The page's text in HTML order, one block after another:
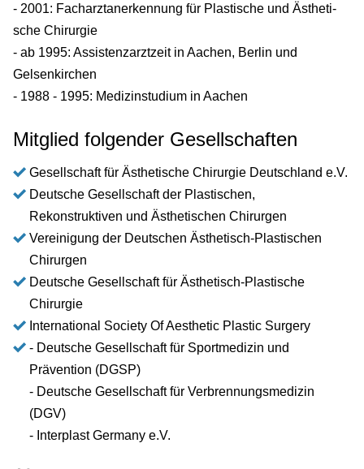
- 2001: Facharztanerkennung für Plastische und Ästheti­
sche Chirurgie
- ab 1995: Assistenzarztzeit in Aachen, Berlin und
Gelsenkirchen
- 1988 - 1995: Medizinstudium in Aachen
Mitglied folgender Gesellschaften
Gesellschaft für Ästhetische Chirurgie Deutschland e.V.
Deutsche Gesellschaft der Plastischen,
Rekonstruktiven und Ästhetischen Chirurgen
Vereinigung der Deutschen Ästhetisch-Plastischen
Chirurgen
Deutsche Gesellschaft für Ästhetisch-Plastische
Chirurgie
International Society Of Aesthetic Plastic Surgery
- Deutsche Gesellschaft für Sportmedizin und
Prävention (DGSP)
- Deutsche Gesellschaft für Verbrennungsmedizin
(DGV)
- Interplast Germany e.V.